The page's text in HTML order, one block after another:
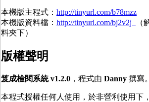
本機版主程式： http://tinyurl.com/b78mzz
本機版資料檔： http://tinyurl.com/bj2v2j
（
料夾下）
版權聲明
笈成檢閱系統 v1.2.0 ，程式由 Danny 撰寫。
本程式授權任何人使用，於非營利使用下